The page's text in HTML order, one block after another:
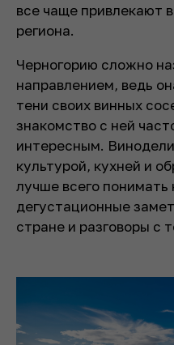
все чаще привлекают
региона.
Черногорию сложно
направлением, ведь
тени своих винных
знакомство с ней
интересным.
культурой, кухней и
лучше всего понимать
дегустационные
стране и разговоры с